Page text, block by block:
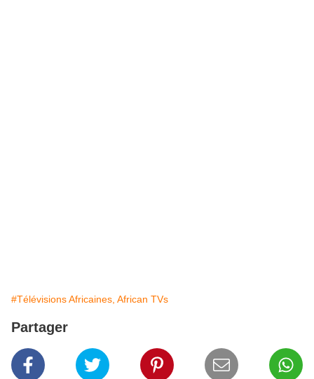
#Télévisions Africaines, African TVs
Partager